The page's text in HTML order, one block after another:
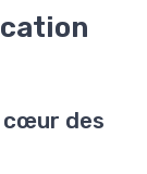
cœur des